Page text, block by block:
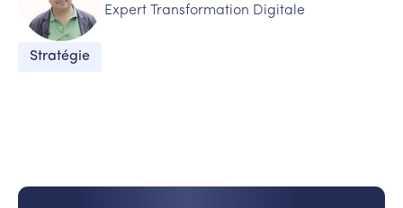
Expert Transformation Digitale
Stratégie